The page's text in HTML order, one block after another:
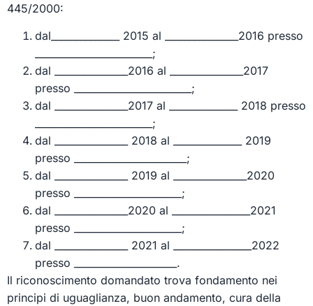
445/2000:
dal______________ 2015 al _______________2016 presso
________________________;
dal _______________2016 al _______________2017
presso ________________________;
dal _______________2017 al ______________ 2018 presso
________________________;
dal _______________ 2018 al ______________ 2019
presso _______________________;
dal _______________ 2019 al _______________2020
presso ______________________;
dal _______________2020 al ________________2021
presso ______________________;
dal _______________ 2021 al ________________2022
presso _____________________.
Il riconoscimento domandato trova fondamento nei
principi di uguaglianza, buon andamento, cura della